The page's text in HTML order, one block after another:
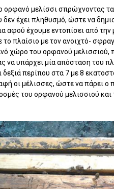
ορφανό μελίσσι σπρώχνοντας
έχει πληθυσμό, ώστε να
αφού έχουμε εντοπίσει από
το πλαίσιο με τον ανοιχτό-
χώρο του ορφανού μελισσιού,
να υπάρχει μία απόσταση του
δεξιά περίπου στα 7 με 8
οι μέλισσες, ώστε να πάρει ο
του ορφανού μελισσιού και